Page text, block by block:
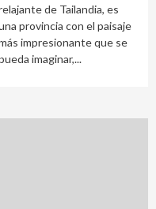
de Tailandia, es
provincia con el paisaje
impresionante que se
imaginar,...